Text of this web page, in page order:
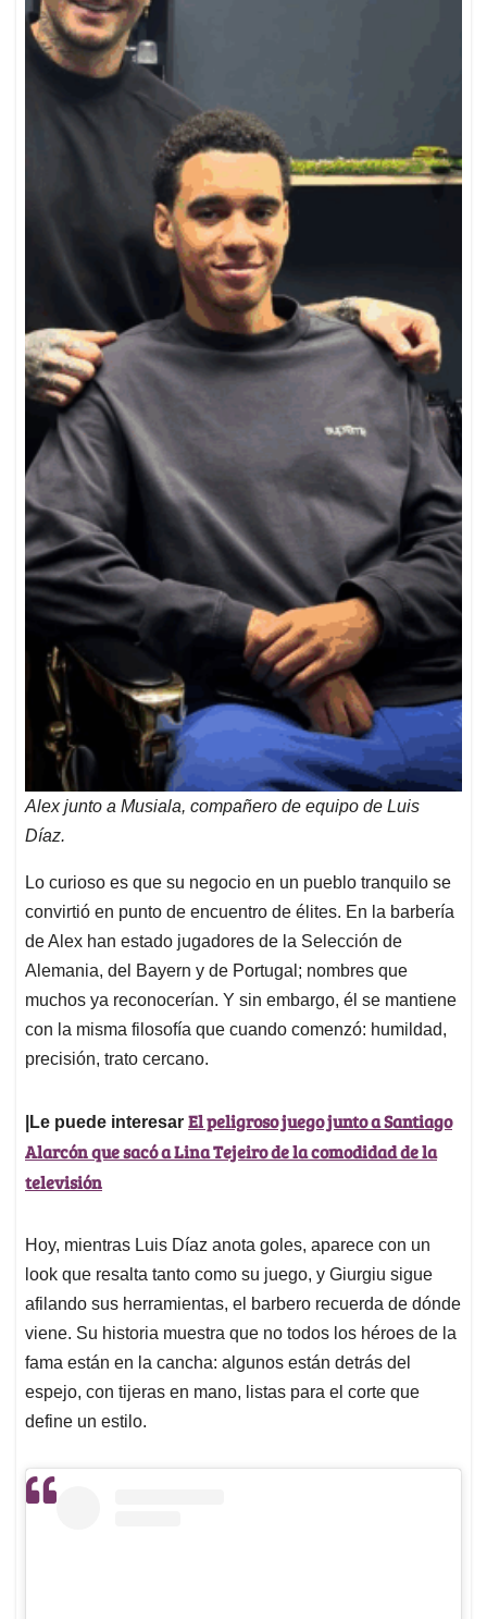
Alex junto a Musiala, compañero de equipo de Luis
Díaz.
Lo curioso es que su negocio en un pueblo tranquilo se
convirtió en punto de encuentro de élites. En la barbería
de Alex han estado jugadores de la Selección de
Alemania, del Bayern y de Portugal; nombres que
muchos ya reconocerían. Y sin embargo, él se mantiene
con la misma filosofía que cuando comenzó: humildad,
precisión, trato cercano.
|Le puede interesar El peligroso juego junto a Santiago
Alarcón que sacó a Lina Tejeiro de la comodidad de la
televisión
Hoy, mientras Luis Díaz anota goles, aparece con un
look que resalta tanto como su juego, y Giurgiu sigue
afilando sus herramientas, el barbero recuerda de dónde
viene. Su historia muestra que no todos los héroes de la
fama están en la cancha: algunos están detrás del
espejo, con tijeras en mano, listas para el corte que
define un estilo.